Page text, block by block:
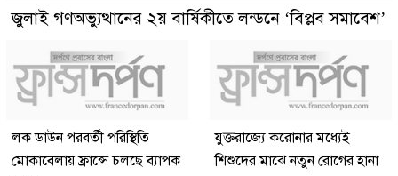
জুলাই গণঅভ্যুত্থানের ২য় বার্ষিকীতে লন্ডনে ‘বিপ্লব সমাবেশ’
লক ডাউন পরবর্তী পরিস্থিতি
মোকাবেলায় ফ্রান্সে চলছে ব্যাপক
যুক্তরাজ্যে করোনার মধ্যেই
শিশুদের মাঝে নতুন রোগের হানা